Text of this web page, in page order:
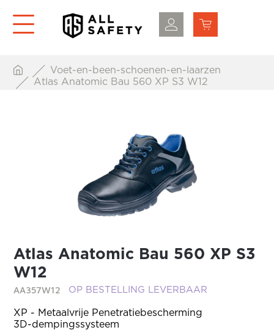
Voet-en-been-schoenen-en-laarzen
Atlas Anatomic Bau 560 XP S3 W12
Atlas Anatomic Bau 560 XP S3
W12
AA357W12 OP BESTELLING LEVERBAAR
XP - Metaalvrije Penetratiebescherming
3D-dempingssysteem